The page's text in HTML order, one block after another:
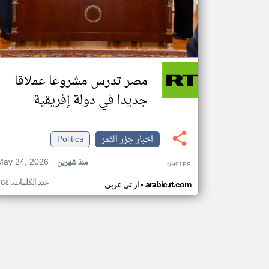
مصر تدرس مشروعا عملاقا
جديدا في دولة إفريقية
اخبار جزر القمر
Politics
24, 2026
منذ شهرين NH91ES
ار تي عربي• arabic.rt.com عدد الكلمات: ٢٥٤